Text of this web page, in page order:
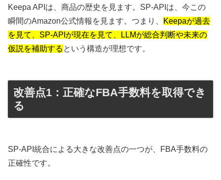
Keepa APIは、商品の歴史を見ます。SP-APIは、今この
瞬間のAmazon公式情報を見ます。つまり、
Keepaが過去
を見て、SP-APIが現在を見て、LLMが総合判断や未来の
仮説を補助する という構造が理想です。
改善点1：正確なFBA手数料を取得でき
る
SP-API統合による大きな改善点の一つが、FBA手数料の
正確性です。